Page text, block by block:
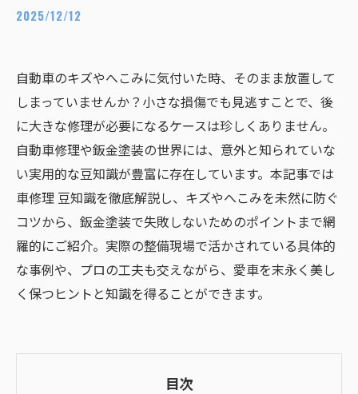
2025/12/12
自動車のキズやへこみに気付いた時、そのまま放置して
しまっていませんか？小さな損傷でも見逃すことで、後
に大きな修理が必要になるケースは珍しくありません。
自動車修理や鈑金塗装の世界には、意外と知られていな
い実用的な豆知識が豊富に存在しています。本記事では
車修理 豆知識を徹底解説し、キズやへこみを未然に防ぐ
コツから、鈑金塗装で失敗しないためのポイントまで網
羅的にご紹介。実際の整備現場で活かされている具体的
な事例や、プロの工夫も交えながら、愛車を末永く美し
く保つヒントと知識を得ることができます。
目次